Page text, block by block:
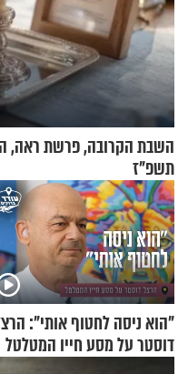
השבת הקרובה, פרשת ראה,
תשפ"ז
"הוא ניסה לחטוף אותי":
דוסטר על מסע חייו המטלטל